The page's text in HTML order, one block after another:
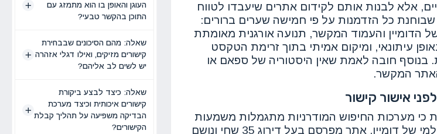
אלא לבנות אותם לקידום אתרים שיעבדו לטווח
שבוחנת כל הזדמנות על פי חמישה שערים ברורים:
הדומיין והעמוד המקשר, תנועה אורגנית מאומתת
עיתונאי, ומיקום אמיתי בתוך זרימת הטקסט
בנוסף חובה לאמת שאין היסטוריה של ספאם או
המקשר.
אישור קישור
מערכות החיפוש המודרניות מתגמלות משמעות
אמיתית, הקשר ותועלת - לא רק "כוח" גולמי של דומיין. אתר מפרסם בעל דירוג 35 שחי ונושם
העוגן והאופן בו הוא מתמזג עם
התוכן בהקשר טבעי?
שאלה: מהם הסיכונים שבבחירת
קישורים מזיקים, ואילו דגלי אזהרה
יש לשים לב אליהם?
שאלה: כיצד לבצע ביקורת
קישורים איכותית וכיצד מערכת
הבדיקה משפיעה על תהליך קבלת
הקישורים?